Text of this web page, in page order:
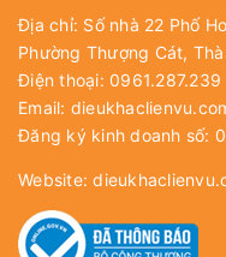
Địa chỉ: Số nhà 22 Phố
Phường Thượng Cát,
Điện thoại:
Email:
Đăng ký kinh doanh số:
Website: